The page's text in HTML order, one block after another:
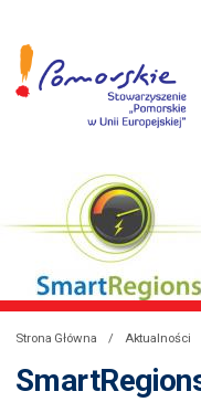
Strona Główna Aktualności